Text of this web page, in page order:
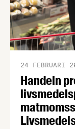
Handeln
24 FEBRUARI